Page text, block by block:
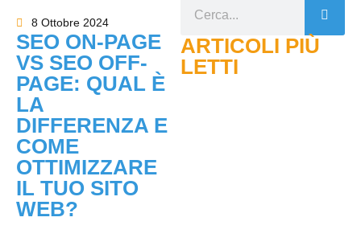
8 Ottobre 2024
SEO ON-PAGE
VS SEO OFF-
PAGE: QUAL È
LA
DIFFERENZA E
COME
OTTIMIZZARE
IL TUO SITO
WEB?
ARTICOLI PIÙ
LETTI